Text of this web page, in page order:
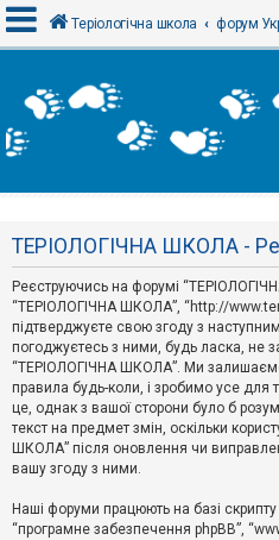
х
і
Т
е
м
и
б
е
з
в
і
д
п
о
в
і
д
й
Теріологічна школа форум
ТЕРІОЛОГІЧНА ШКОЛА -
Реєструючись на форумі
“ТЕРІОЛОГІЧНА ШКОЛА”, “http://
підтверджуєте свою згоду з
погоджуєтесь з ними, будь ласка, не
“ТЕРІОЛОГІЧНА ШКОЛА”. Ми
правила будь-коли, і зробимо усе для
це, однак з вашої сторони було б
текст на предмет змін, оскільки
ШКОЛА” після оновлення чи
вашу згоду з ними.
Наші форуми працюють на базі скрипту
“програмне забезпечення phpBB”,